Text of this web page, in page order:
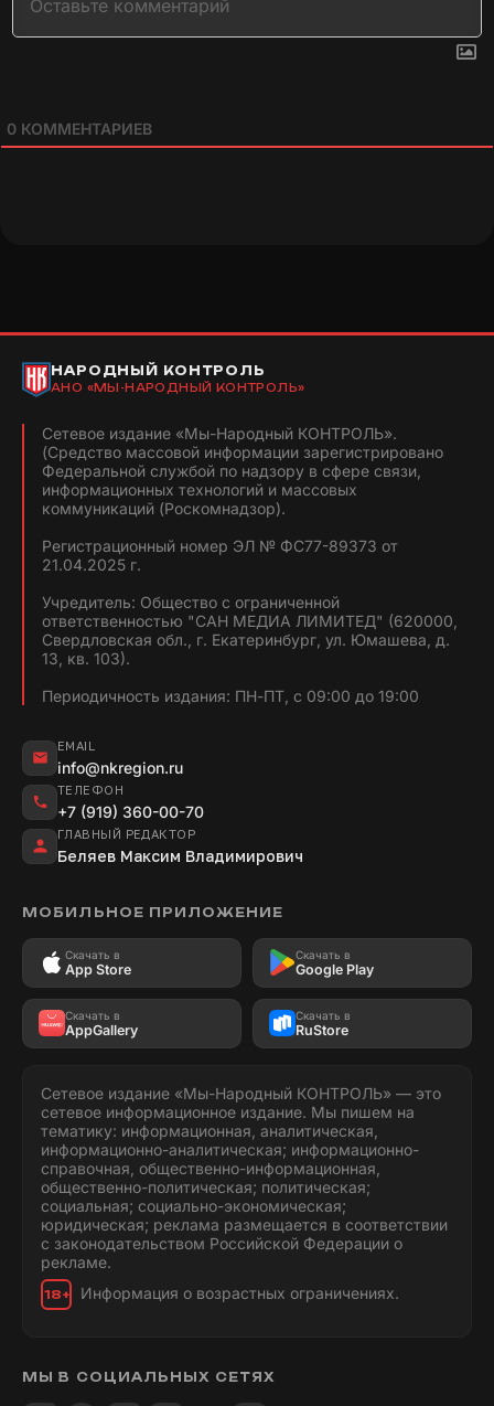
0 КОММЕНТАРИЕВ
НАРОДНЫЙ КОНТРОЛЬ
АНО «МЫ-НАРОДНЫЙ КОНТРОЛЬ»
Сетевое издание «Мы-Народный КОНТРОЛЬ».
(Средство массовой информации зарегистрировано
Федеральной службой по надзору в сфере связи,
информационных технологий и массовых
коммуникаций (Роскомнадзор).
Регистрационный номер ЭЛ № ФС77-89373 от
21.04.2025 г.
Учредитель: Общество с ограниченной
ответственностью "САН МЕДИА ЛИМИТЕД" (620000,
Свердловская обл., г. Екатеринбург, ул. Юмашева, д.
13, кв. 103).
Периодичность издания: ПН-ПТ, с 09:00 до 19:00
EMAIL
info@nkregion.ru
ТЕЛЕФОН
+7 (919) 360-00-70
ГЛАВНЫЙ РЕДАКТОР
Беляев Максим Владимирович
МОБИЛЬНОЕ ПРИЛОЖЕНИЕ
Скачать в
App Store
Скачать в
Google Play
Скачать в
AppGallery
Скачать в
RuStore
Сетевое издание «Мы-Народный КОНТРОЛЬ» — это
сетевое информационное издание. Мы пишем на
тематику: информационная, аналитическая,
информационно-аналитическая; информационно-
справочная, общественно-информационная,
общественно-политическая; политическая;
социальная; социально-экономическая;
юридическая; реклама размещается в соответствии
с законодательством Российской Федерации о
рекламе.
18+ Информация о возрастных ограничениях.
МЫ В СОЦИАЛЬНЫХ СЕТЯХ